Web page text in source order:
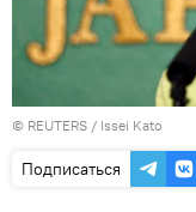
© REUTERS / Issei Kato
Подписаться